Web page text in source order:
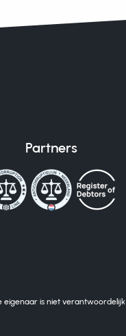
Partners
eigenaar is niet verantwoordelijk